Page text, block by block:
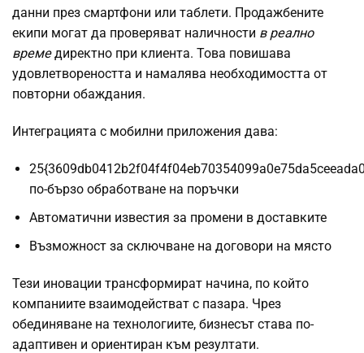
данни през смартфони или таблети. Продажбените
екипи могат да проверяват наличности в реално
времедиректно при клиента. Това повишава
удовлетвореността и намалява необходимостта от
повторни обаждания.
Интеграцията с мобилни приложения дава:
по-бързо обработване на поръчки
Автоматични известия за промени в доставките
Възможност за сключване на договори на място
Тези иновации трансформират начина, по който
компаниите взаимодействат с пазара. Чрез
обединяване на технологиите, бизнесът става по-
адаптивен и ориентиран към резултати.